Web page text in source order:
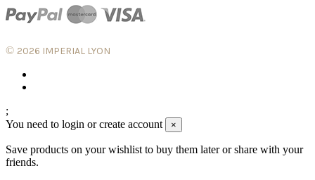
© 2026 IMPERIAL LYON
;
You need to login or create account
×
Save products on your wishlist to buy them later or share with your
friends.